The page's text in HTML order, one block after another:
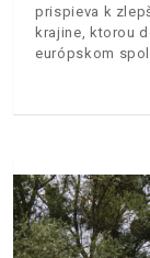
prispieva k
krajine, ktorou
európskom